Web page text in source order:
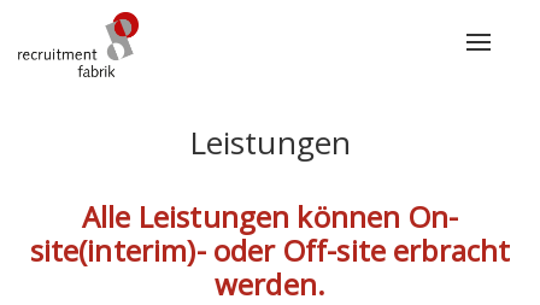
Toggle
Leistungen
Alle Leistungen können On-
site(interim)- oder Off-site erbracht
werden.